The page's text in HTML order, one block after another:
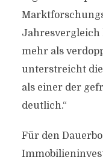
Jahresvergleich
mehr als
unterstreicht
als einer der
deutlich.“
Für den